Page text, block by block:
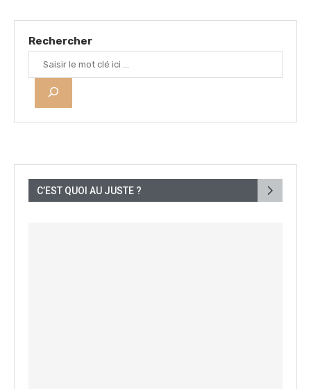
Rechercher
C’EST QUOI AU JUSTE ?